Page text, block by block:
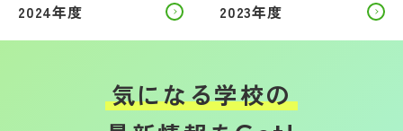
説明会・イベント情報
学校からのお知らせ
2024年度 2023年度
気になる学校の